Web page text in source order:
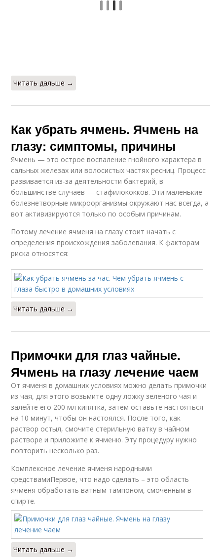
Читать дальше →
Как убрать ячмень. Ячмень на
глазу: симптомы, причины
Ячмень — это острое воспаление гнойного характера в
сальных железах или волосистых частях ресниц. Процесс
развивается из-за деятельности бактерий, в
большинстве случаев — стафилококков. Эти маленькие
болезнетворные микроорганизмы окружают нас всегда, а
вот активизируются только по особым причинам.
Потому лечение ячменя на глазу стоит начать с
определения происхождения заболевания. К факторам
риска относятся:
Читать дальше →
Примочки для глаз чайные.
Ячмень на глазу лечение чаем
От ячменя в домашних условиях можно делать примочки
из чая, для этого возьмите одну ложку зеленого чая и
залейте его 200 мл кипятка, затем оставьте настояться
на 10 минут, чтобы он настоялся. После того, как
раствор остыл, смочите стерильную ватку в чайном
растворе и приложите к ячменю. Эту процедуру нужно
повторить несколько раз.
Комплексное лечение ячменя народными
средствамиПервое, что надо сделать – это область
ячменя обработать ватным тампоном, смоченным в
спирте.
Читать дальше →